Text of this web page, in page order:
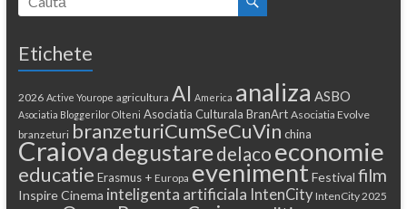
Etichete
2026 Active Yourope agricultura AI America analiza ASBO
Asociatia Bloggerilor Olteni Asociatia Culturala BranArt Asociatia Evolve
branzeturi branzeturiCumSeCuVin china
Craiova degustaredelaco economie
educatie Erasmus + Europa eveniment Festival film
Inspire Cinema inteligenta artificiala IntenCity IntenCity 2025